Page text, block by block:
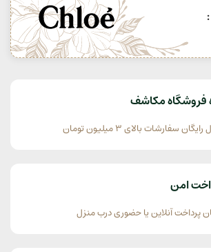
:
فروشگاه مکاشف
سفارشات بالای 3 میلیون تومان
امن
پرداخت آنلاین یا حضوری درب منزل